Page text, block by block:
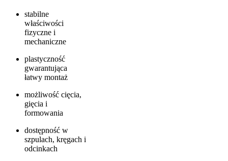
stabilne
właściwości
fizyczne i
mechaniczne
plastyczność
gwarantująca
łatwy montaż
możliwość cięcia,
gięcia i
formowania
dostępność w
szpulach, kręgach i
odcinkach